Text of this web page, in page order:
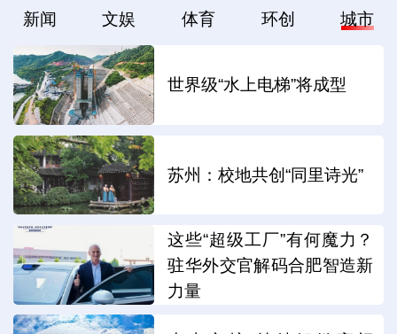
新闻 文娱 体育 环创 城市
世界级“水上电梯”将成型
苏州：校地共创“同里诗光”
这些“超级工厂”有何魔力？
驻华外交官解码合肥智造新
力量